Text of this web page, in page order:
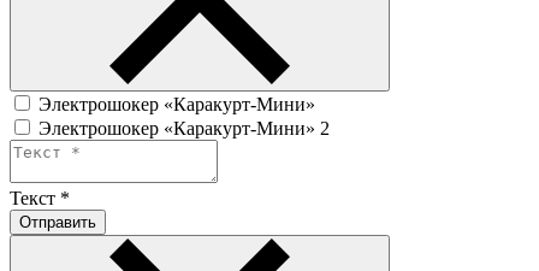
Электрошокер «Каракурт-Мини»
Электрошокер «Каракурт-Мини» 2
Текст *
Отправить